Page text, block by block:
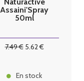
Assaini'Spray
50ml
7.49€ 5.62€
En stock